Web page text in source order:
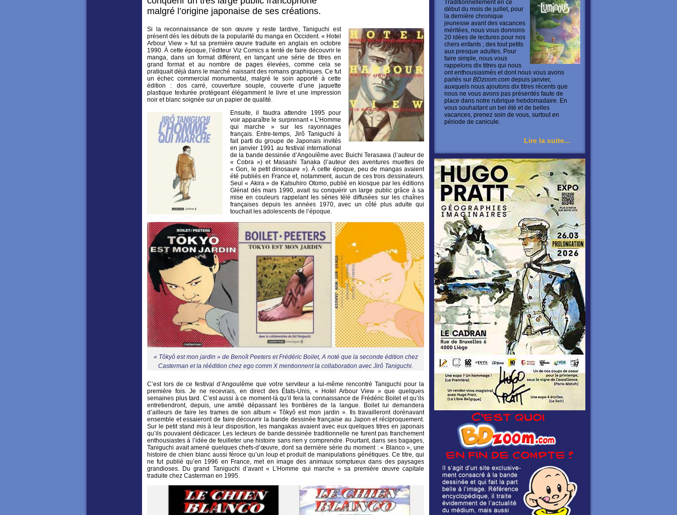
Traditionnellement en ce
début du mois de juillet, pour
la dernière chronique
jeunesse avant des vacances
méritées, nous vous donnons
20 idées de lectures pour nos
chers enfants ; des tout petits
aux presque adultes. Pour
faire simple, nous vous
rappelons dix titres qui nous
ont enthousiasmés et dont nous vous avons
parlés sur BDzoom.com depuis janvier,
auxquels nous ajoutons dix titres récents que
nous ne vous avons pas présentés faute de
place dans notre rubrique hebdomadaire. En
vous souhaitant un bel été et de belles
vacances, prenez soin de vous, surtout en
période de canicule.
Lire la suite...
malgré l’origine japonaise de ses créations.
Si la reconnaissance de son œuvre y reste tardive, Taniguchi est
présent dés les débuts de la popularité du manga en Occident. « Hotel
Arbour View » fut sa première œuvre traduite en anglais en octobre
1990. À cette époque, l’éditeur Viz Comics a tenté de faire découvrir le
manga, dans un format différent, en lançant une série de titres en
grand format et au nombre de pages élevées, comme cela se
pratiquait déjà dans le marché naissant des romans graphiques. Ce fut
un échec commercial monumental, malgré le soin apporté à cette
édition : dos carré, couverture souple, couverte d’une jaquette
plastique texturée protégeant élégamment le livre et une impression
noir et blanc soignée sur un papier de qualité.
Ensuite, il faudra attendre 1995 pour
voir apparaître le surprenant « L’Homme
qui marche » sur les rayonnages
français. Entre-temps, Jirô Taniguchi à
fait parti du groupe de Japonais invités
en janvier 1991 au festival international
de la bande dessinée d’Angoulême avec Buichi Terasawa (l’auteur de
« Cobra ») et Masashi Tanaka (l’auteur des aventures muettes de
« Gon, le petit dinosaure »). À cette époque, peu de mangas avaient
été publiés en France et, notamment, aucun de ces trois dessinateurs.
Seul « Akira » de Katsuhiro Otomo, publié en kiosque par les éditions
Glénat dés mars 1990, avait su conquérir un large public grâce à sa
mise en couleurs rappelant les séries télé diffusées sur les chaînes
françaises depuis les années 1970, avec un côté plus adulte qui
touchait les adolescents de l’époque.
« Tôkyô est mon jardin » de Benoît Peeters et Frédéric Boilet, A noté que la seconde édition chez
Casterman et la réédition chez ego comm X mentionnent la collaboration avec Jirô Taniguchi.
C’est lors de ce festival d’Angoulême que votre serviteur a lui-même rencontré Taniguchi pour la
première fois. Je ne recevrais, en direct des États-Unis, « Hotel Arbour View » que quelques
semaines plus tard. C’est aussi à ce moment-là qu’il fera la connaissance de Frédéric Boilet et qu’ils
entretiendront, depuis, une amitié dépassant les frontières de la langue. Boilet lui demandera
d’ailleurs de faire les trames de son album « Tôkyô est mon jardin ». Ils travailleront dorénavant
ensemble et essaieront de faire découvrir la bande dessinée française au Japon et réciproquement.
Sur le petit stand mis à leur disposition, les mangakas avaient avec eux quelques titres en japonais
qu’ils pouvaient dédicacer. Les lecteurs de bande dessinée traditionnelle ne furent pas franchement
enthousiastes à l’idée de feuilleter une histoire sans rien y comprendre. Pourtant, dans ses bagages,
Taniguchi avait amené quelques chefs-d’œuvre, dont sa dernière série du moment : « Blanco », une
histoire de chien blanc aussi féroce qu’un loup et produit de manipulations génétiques. Ce titre, qui
ne fut publié qu’en 1996 en France, met en image des animaux somptueux dans des paysages
grandioses. Du grand Taniguchi d’avant « L’Homme qui marche » sa première œuvre capitale
traduite chez Casterman en 1995.